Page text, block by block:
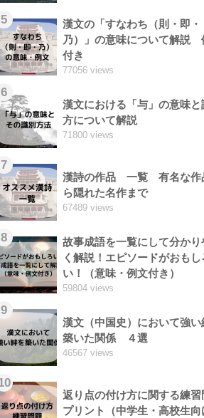
5
漢文の「すなわち（則・即・
乃）」の意味について解説
付き
77056 views
6
漢文における「与」の意味と
方について解説
71800 views
7
漢詩の作品 一覧 有名な作
ら隠れた名作まで
67489 views
8
故事成語を一覧にして分かり
く解説！エピソードがおもし
い！（意味・例文付き）
59804 views
9
漢文（中国史）において強い
築いた関係 ４選
46567 views
返り点の付け方に関する練習
プリント（中学生・高校生向